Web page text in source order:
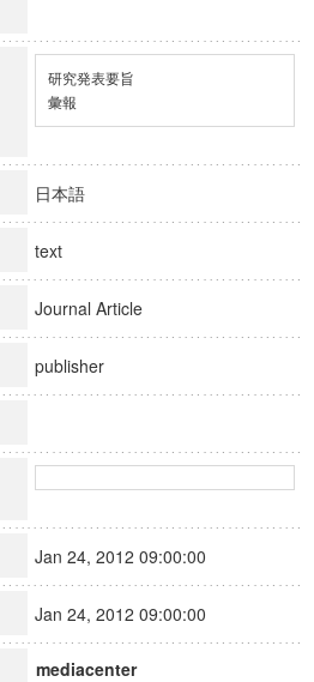
研究発表要旨
彙報
日本語
text
Journal Article
publisher
Jan 24, 2012 09:00:00
Jan 24, 2012 09:00:00
mediacenter